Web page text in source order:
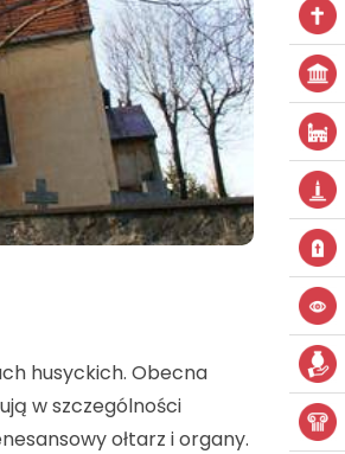
husyckich. Obecna
w szczególności
ołtarz i organy.